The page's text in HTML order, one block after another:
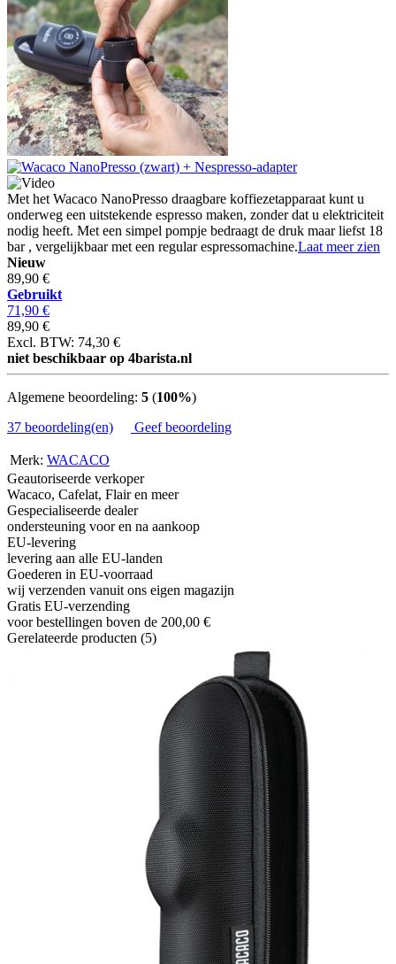
Met het Wacaco NanoPresso draagbare koffiezetapparaat kunt u
onderweg een uitstekende espresso maken, zonder dat u elektriciteit
nodig heeft. Met een simpel pompje bedraagt de druk maar liefst 18
bar , vergelijkbaar met een regular espressomachine.Laat meer zien
Nieuw
89,90 €
Gebruikt
71,90 €
89,90 €
Excl. BTW: 74,30 €
niet beschikbaar op 4barista.nl
Algemene beoordeling: 5 (100%)
37 beoordeling(en)
Geef beoordeling
Merk: WACACO
Geautoriseerde verkoper
Wacaco, Cafelat, Flair en meer
Gespecialiseerde dealer
ondersteuning voor en na aankoop
EU-levering
levering aan alle EU-landen
Goederen in EU-voorraad
wij verzenden vanuit ons eigen magazijn
Gratis EU-verzending
voor bestellingen boven de 200,00 €
Gerelateerde producten (5)